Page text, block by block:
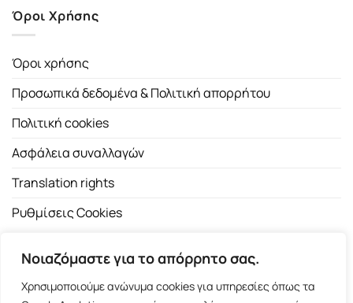
Νοιαζόμαστε για το απόρρητο σας.
Χρησιμοποιούμε ανώνυμα cookies για υπηρεσίες όπως τα
Όροι Χρήσης
Όροι χρήσης
Προσωπικά δεδομένα & Πολιτική απορρήτου
Πολιτική cookies
Ασφάλεια συναλλαγών
Translation rights
Ρυθμίσεις Cookies